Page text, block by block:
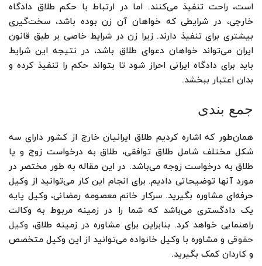
است، راحت تنفیذ می‌کنند. اما در ارتباط با حکم طلاق دادگاه
خارجی، در شرایطی که خواهان آن زن بوده باشد، سخت‌گیری
بیشتری برای تنفیذ دارند. زیرا زن در شرایط خاصی بر طبق قانون
ایران می‌تواند خواهان دعوای طلاق باشد، در نتیجه این شرایط
باید برای دادگاه ایرانی احراز شود تا بتواند حکم را تنفیذ کرده و
بدان اعتبار ببخشد.
جمع بندی
همان‌طور که اشاره کردیم طلاق ایرانیان خارج از کشور دارای سه
شکل مختلف شامل طلاق توافقی، طلاق به درخواست زوج و یا
طلاق به درخواست زوجه می‌باشد. در این مقاله به طور مختصر در
مورد آنها توضیحاتی دادیم. برای انجام این کار می‌توانید از وکیل
حرفه‌ای مشاوره بگیرید. سرکار خانم معصومه رمضانی، وکیل پایه
یک دادگستری می‌باشد که شما را در زمینه‌ مربوط به وکالت
راهنمایی خواهد کرد. بنابراین برای مشاوره در زمینه طلاق، وکیل
حقوقی و مشاوره با وکیل خانواده می‌توانید از این وکیل متخصص
و کاردان کمک بگیرید.